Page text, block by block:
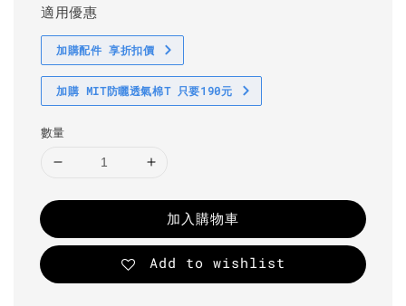
適用優惠
加購配件 享折扣價
加購 MIT防曬透氣棉T 只要190元
數量
加入購物車
Add to wishlist